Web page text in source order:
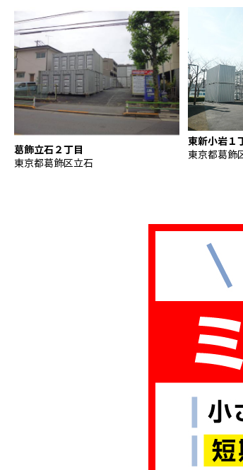
葛飾立石２丁目
東京都葛飾区立石
東新小岩１
東京都葛飾